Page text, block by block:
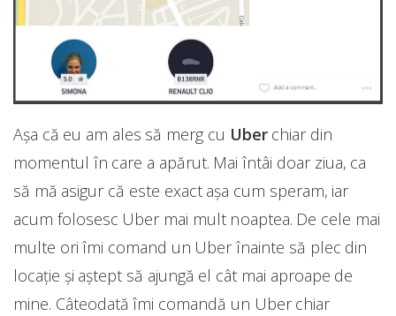
Așa că eu am ales să merg cu Uberchiar din
momentul în care a apărut. Mai întâi doar ziua, ca
să mă asigur că este exact așa cum speram, iar
acum folosesc Uber mai mult noaptea. De cele mai
multe ori îmi comand un Uber înainte să plec din
locație și aștept să ajungă el cât mai aproape de
mine. Câteodată îmi comandă un Uber chiar